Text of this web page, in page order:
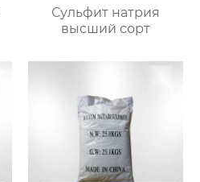
Сульфит натрия
высший сорт